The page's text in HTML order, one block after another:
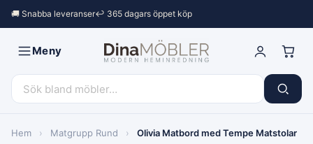
🚚 Snabba leveranser↩︎ 365 dagars öppet köp
Meny
Hem › Matgrupp Rund › Olivia Matbord med Tempe Matstolar